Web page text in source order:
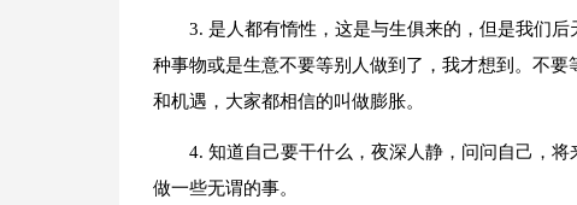
3. 是人都有惰性，这是与生俱来的，但是我们
种事物或是生意不要等别人做到了，我才想到。不
和机遇，大家都相信的叫做膨胀。
4. 知道自己要干什么，夜深人静，问问自己，
做一些无谓的事。